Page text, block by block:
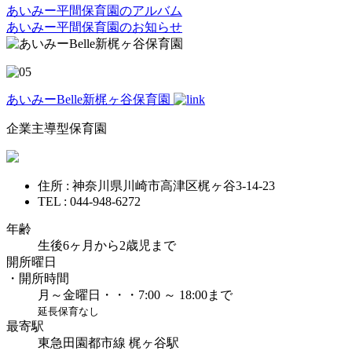
あいみー平間保育園のアルバム
あいみー平間保育園のお知らせ
あいみーBelle新梶ヶ谷保育園
企業主導型保育園
住所 : 神奈川県川崎市高津区梶ヶ谷3-14-23
TEL : 044-948-6272
年齢
生後6ヶ月から2歳児まで
開所曜日
・開所時間
月～金曜日・・・7:00 ～ 18:00まで
延長保育なし
最寄駅
東急田園都市線 梶ヶ谷駅